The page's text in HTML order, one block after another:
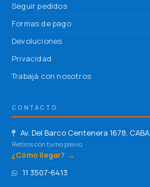
Seguir pedidos
Formas de pago
Devoluciones
Privacidad
Trabajá con nosotros
CONTACTO
Av. Del Barco Centenera 1678, CABA
Retiros con turno previo
¿Cómo llegar? →
11 3507-6413